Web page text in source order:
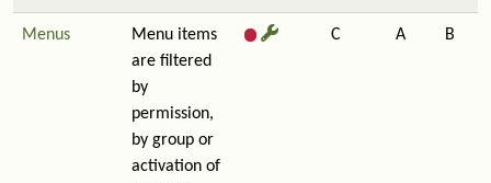
Menus
Menu items
are filtered
by
permission,
by group or
activation of
C A B